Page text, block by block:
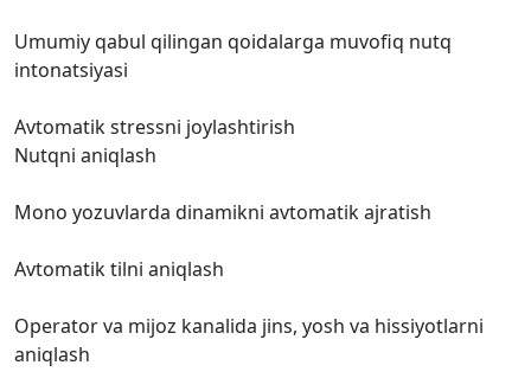
Umumiy qabul qilingan qoidalarga muvofiq nutq
intonatsiyasi
Avtomatik stressni joylashtirish
Nutqni aniqlash
Mono yozuvlarda dinamikni avtomatik ajratish
Avtomatik tilni aniqlash
Operator va mijoz kanalida jins, yosh va hissiyotlarni
aniqlash